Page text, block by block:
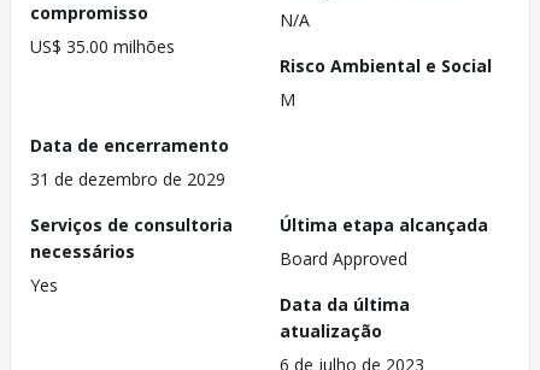
compromisso
US$ 35.00 milhões
N/A
Risco Ambiental e Social
M
Data de encerramento
31 de dezembro de 2029
Serviços de consultoria
necessários
Yes
Última etapa alcançada
Board Approved
Data da última
atualização
6 de julho de 2023